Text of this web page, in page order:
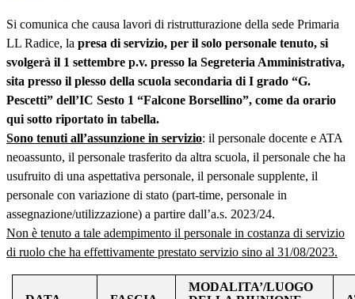
Si comunica che causa lavori di ristrutturazione della sede Primaria
LL Radice, la presa di servizio, per il solo personale tenuto, si
svolgerà il 1 settembre p.v. presso la Segreteria Amministrativa,
sita presso il plesso della scuola secondaria di I grado “G.
Pescetti” dell’IC Sesto 1 “Falcone Borsellino”, come da orario
qui sotto riportato in tabella.
Sono tenuti all’assunzione in servizio: il personale docente e ATA
neoassunto, il personale trasferito da altra scuola, il personale che ha
usufruito di una aspettativa personale, il personale supplente, il
personale con variazione di stato (part-time, personale in
assegnazione/utilizzazione) a partire dall’a.s. 2023/24.
Non è tenuto a tale adempimento il personale in costanza di servizio
di ruolo che ha effettivamente prestato servizio sino al 31/08/2023.
MODALITA’/LUOGO